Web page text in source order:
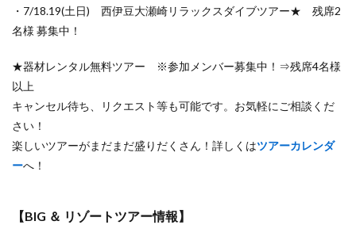
・7/18.19(土日) 西伊豆大瀬崎リラックスダイブツアー★ 残席2
名様 募集中！
★器材レンタル無料ツアー ※参加メンバー募集中！⇒残席4名様
以上
キャンセル待ち、リクエスト等も可能です。お気軽にご相談くだ
さい！
楽しいツアーがまだまだ盛りだくさん！詳しくはツアーカレンダ
ーへ！
【BIG ＆ リゾートツアー情報】